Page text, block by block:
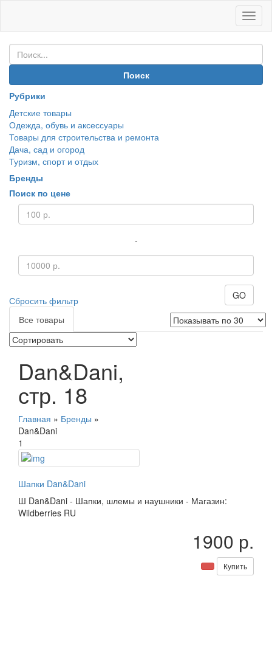
Поиск
Рубрики
Детские товары
Одежда, обувь и аксессуары
Товары для строительства и ремонта
Дача, сад и огород
Туризм, спорт и отдых
Бренды
Поиск по цене
-
GO
Сбросить фильтр
Все товары
Dan&Dani,
стр. 18
Главная » Бренды »
Dan&Dani
1
Шапки Dan&Dani
Ш Dan&Dani - Шапки, шлемы и наушники - Магазин:
Wildberries RU
1900 р.
Купить